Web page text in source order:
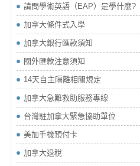
請問學術英語（EAP）是學什麼?
加拿大條件式入學
加拿大銀行匯款須知
國外匯款注意須知
14天自主隔離相關規定
加拿大急難救助服務專線
台灣駐加拿大緊急協助單位
美加手機預付卡
加拿大退稅